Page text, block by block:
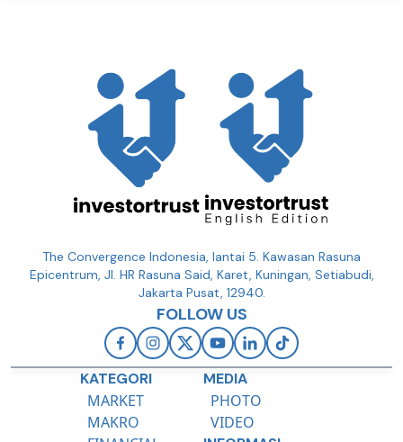
The Convergence Indonesia, lantai 5. Kawasan Rasuna
Epicentrum, Jl. HR Rasuna Said, Karet, Kuningan, Setiabudi,
Jakarta Pusat, 12940.
FOLLOW US
KATEGORI
MARKET
MAKRO
MEDIA
PHOTO
VIDEO